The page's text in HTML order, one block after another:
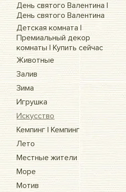
День святого Валентина |
День святого Валентина
Детская комната |
Премиальный декор
комнаты | Купить сейчас
Животные
Залив
Зима
Игрушка
Искусство
Кемпинг | Кемпинг
Лето
Местные жители
Море
Мотив